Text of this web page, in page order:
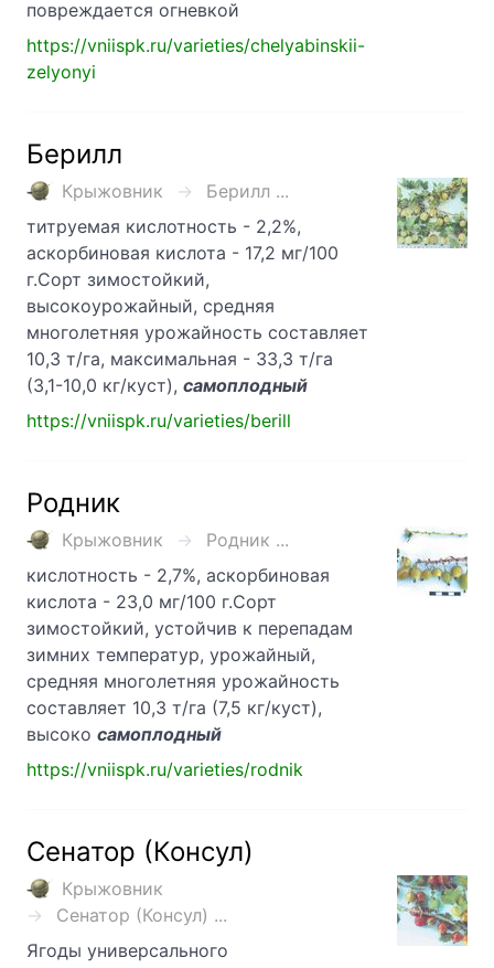
повреждается огневкой
https://vniispk.ru/varieties/chelyabinskii-
zelyonyi
Берилл
Крыжовник
Берилл ...
титруемая кислотность - 2,2%,
аскорбиновая кислота - 17,2 мг/100
г.Сорт зимостойкий,
высокоурожайный, средняя
многолетняя урожайность составляет
10,3 т/га, максимальная - 33,3 т/га
(3,1-10,0 кг/куст), самоплодный
https://vniispk.ru/varieties/berill
Родник
Крыжовник
Родник ...
кислотность - 2,7%, аскорбиновая
кислота - 23,0 мг/100 г.Сорт
зимостойкий, устойчив к перепадам
зимних температур, урожайный,
средняя многолетняя урожайность
составляет 10,3 т/га (7,5 кг/куст),
высоко самоплодный
https://vniispk.ru/varieties/rodnik
Сенатор (Консул)
Крыжовник
Сенатор (Консул) ...
Ягоды универсального